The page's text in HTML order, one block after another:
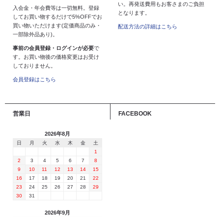
入会金・年会費等は一切無料。登録
してお買い物するだけで5%OFFでお
買い物いただけます(定価商品のみ・
一部除外品あり)。
事前の会員登録・ログインが必要で
す。お買い物後の価格変更はお受け
しておりません。
会員登録はこちら
い。再発送費用もお客さまのご負担
となります。
配送方法の詳細はこちら
営業日
2026年8月
日 月 火 水 木 金
土
1
2
3 4 5 6 7
8
9
10 11 12 13 14
15
16
17 18 19 20 21
22
23
24 25 26 27 28
29
30
31
2026年9月
FACEBOOK